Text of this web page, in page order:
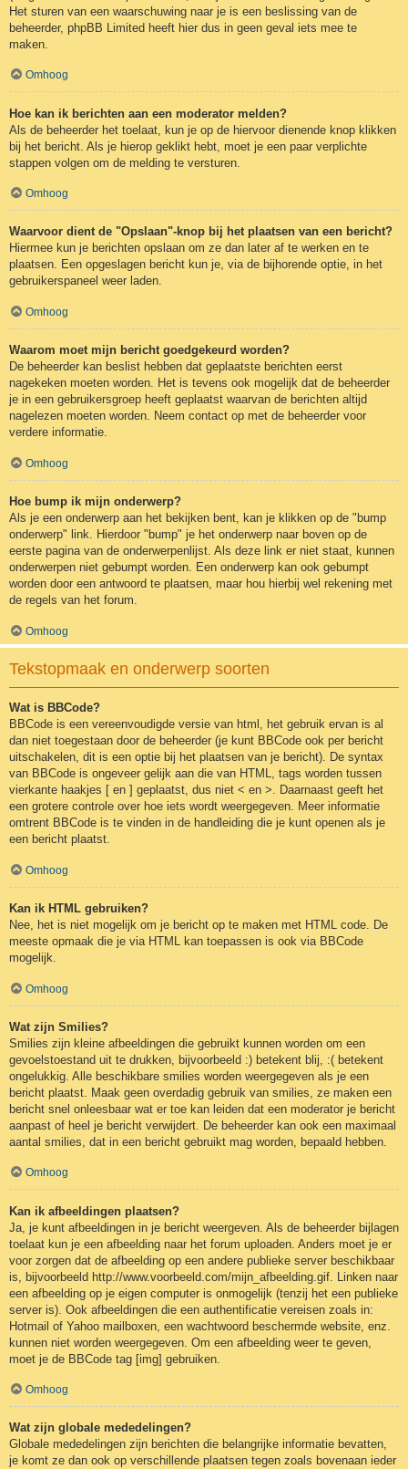
Het sturen van een waarschuwing naar je is een beslissing van de
beheerder, phpBB Limited heeft hier dus in geen geval iets mee te
maken.
Omhoog
Hoe kan ik berichten aan een moderator melden?
Als de beheerder het toelaat, kun je op de hiervoor dienende knop klikken
bij het bericht. Als je hierop geklikt hebt, moet je een paar verplichte
stappen volgen om de melding te versturen.
Omhoog
Waarvoor dient de "Opslaan"-knop bij het plaatsen van een bericht?
Hiermee kun je berichten opslaan om ze dan later af te werken en te
plaatsen. Een opgeslagen bericht kun je, via de bijhorende optie, in het
gebruikerspaneel weer laden.
Omhoog
Waarom moet mijn bericht goedgekeurd worden?
De beheerder kan beslist hebben dat geplaatste berichten eerst
nagekeken moeten worden. Het is tevens ook mogelijk dat de beheerder
je in een gebruikersgroep heeft geplaatst waarvan de berichten altijd
nagelezen moeten worden. Neem contact op met de beheerder voor
verdere informatie.
Omhoog
Hoe bump ik mijn onderwerp?
Als je een onderwerp aan het bekijken bent, kan je klikken op de "bump
onderwerp" link. Hierdoor "bump" je het onderwerp naar boven op de
eerste pagina van de onderwerpenlijst. Als deze link er niet staat, kunnen
onderwerpen niet gebumpt worden. Een onderwerp kan ook gebumpt
worden door een antwoord te plaatsen, maar hou hierbij wel rekening met
de regels van het forum.
Omhoog
Tekstopmaak en onderwerp soorten
Wat is BBCode?
BBCode is een vereenvoudigde versie van html, het gebruik ervan is al
dan niet toegestaan door de beheerder (je kunt BBCode ook per bericht
uitschakelen, dit is een optie bij het plaatsen van je bericht). De syntax
van BBCode is ongeveer gelijk aan die van HTML, tags worden tussen
vierkante haakjes [ en ] geplaatst, dus niet < en >. Daarnaast geeft het
een grotere controle over hoe iets wordt weergegeven. Meer informatie
omtrent BBCode is te vinden in de handleiding die je kunt openen als je
een bericht plaatst.
Omhoog
Kan ik HTML gebruiken?
Nee, het is niet mogelijk om je bericht op te maken met HTML code. De
meeste opmaak die je via HTML kan toepassen is ook via BBCode
mogelijk.
Omhoog
Wat zijn Smilies?
Smilies zijn kleine afbeeldingen die gebruikt kunnen worden om een
gevoelstoestand uit te drukken, bijvoorbeeld :) betekent blij, :( betekent
ongelukkig. Alle beschikbare smilies worden weergegeven als je een
bericht plaatst. Maak geen overdadig gebruik van smilies, ze maken een
bericht snel onleesbaar wat er toe kan leiden dat een moderator je bericht
aanpast of heel je bericht verwijdert. De beheerder kan ook een maximaal
aantal smilies, dat in een bericht gebruikt mag worden, bepaald hebben.
Omhoog
Kan ik afbeeldingen plaatsen?
Ja, je kunt afbeeldingen in je bericht weergeven. Als de beheerder bijlagen
toelaat kun je een afbeelding naar het forum uploaden. Anders moet je er
voor zorgen dat de afbeelding op een andere publieke server beschikbaar
is, bijvoorbeeld http://www.voorbeeld.com/mijn_afbeelding.gif. Linken naar
een afbeelding op je eigen computer is onmogelijk (tenzij het een publieke
server is). Ook afbeeldingen die een authentificatie vereisen zoals in:
Hotmail of Yahoo mailboxen, een wachtwoord beschermde website, enz.
kunnen niet worden weergegeven. Om een afbeelding weer te geven,
moet je de BBCode tag [img] gebruiken.
Omhoog
Wat zijn globale mededelingen?
Globale mededelingen zijn berichten die belangrijke informatie bevatten,
je komt ze dan ook op verschillende plaatsen tegen zoals bovenaan ieder